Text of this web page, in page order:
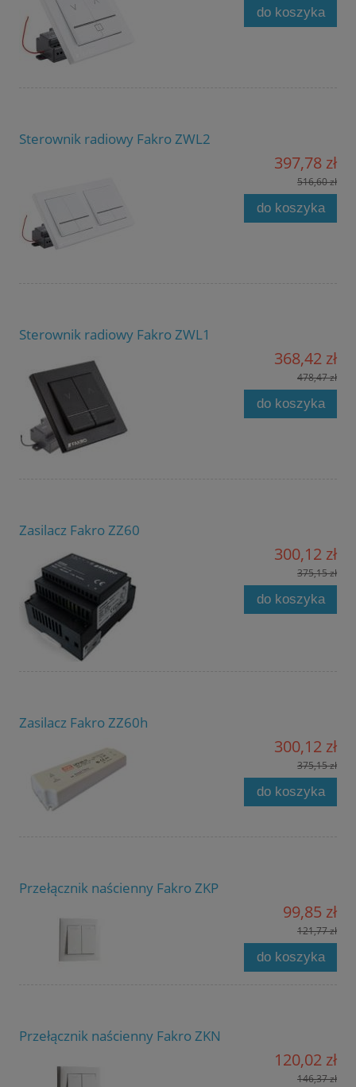
do koszyka
Sterownik radiowy Fakro ZWL2
397,78 zł
516,60 zł
do koszyka
Sterownik radiowy Fakro ZWL1
368,42 zł
478,47 zł
do koszyka
Zasilacz Fakro ZZ60
300,12 zł
375,15 zł
do koszyka
Zasilacz Fakro ZZ60h
300,12 zł
375,15 zł
do koszyka
Przełącznik naścienny Fakro ZKP
99,85 zł
121,77 zł
do koszyka
Przełącznik naścienny Fakro ZKN
120,02 zł
146,37 zł